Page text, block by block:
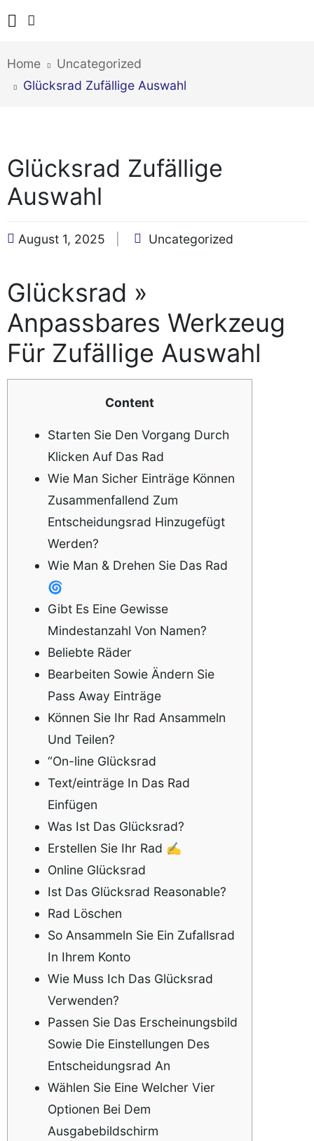
Home
Uncategorized
Glücksrad Zufällige Auswahl
Glücksrad Zufällige
Auswahl
August 1, 2025 Uncategorized
Glücksrad »
Anpassbares Werkzeug
Für Zufällige Auswahl
Content
Starten Sie Den Vorgang Durch
Klicken Auf Das Rad
Wie Man Sicher Einträge Können
Zusammenfallend Zum
Entscheidungsrad Hinzugefügt
Werden?
Wie Man & Drehen Sie Das Rad
🌀
Gibt Es Eine Gewisse
Mindestanzahl Von Namen?
Beliebte Räder
Bearbeiten Sowie Ändern Sie
Pass Away Einträge
Können Sie Ihr Rad Ansammeln
Und Teilen?
“On-line Glücksrad
Text/einträge In Das Rad
Einfügen
Was Ist Das Glücksrad?
Erstellen Sie Ihr Rad ✍️
Online Glücksrad
Ist Das Glücksrad Reasonable?
Rad Löschen
So Ansammeln Sie Ein Zufallsrad
In Ihrem Konto
Wie Muss Ich Das Glücksrad
Verwenden?
Passen Sie Das Erscheinungsbild
Sowie Die Einstellungen Des
Entscheidungsrad An
Wählen Sie Eine Welcher Vier
Optionen Bei Dem
Ausgabebildschirm